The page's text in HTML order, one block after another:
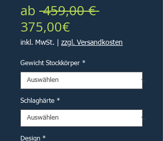
ab 459,00 €
375,00€Sale-
Preis
inkl. MwSt. zzgl. Versandkosten
Gewicht Stockkörper *
Schlaghärte *
Design *